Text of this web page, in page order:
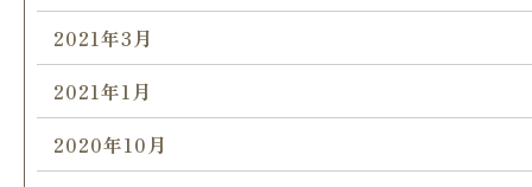
2021年3月
2021年1月
2020年10月